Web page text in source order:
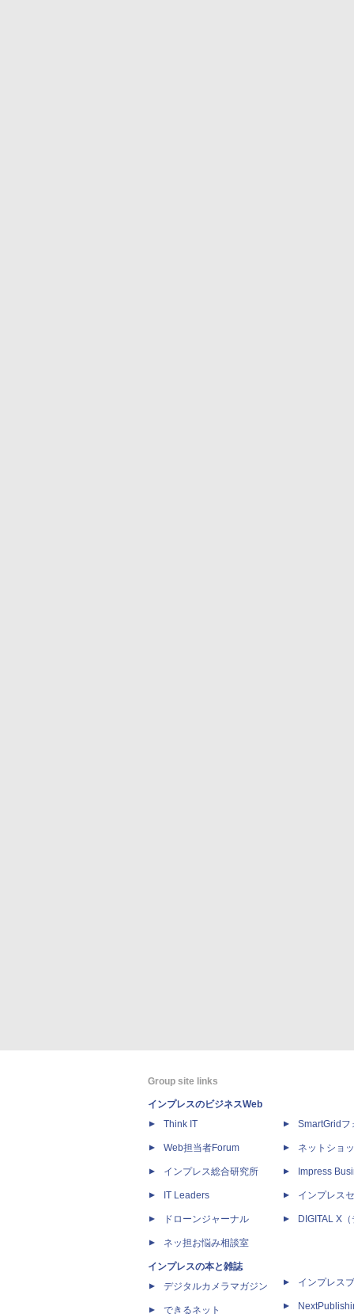
Group site links
インプレスのビジネスWeb
Think IT
Web担当者Forum
インプレス総合研究所
IT Leaders
ドローンジャーナル
ネッ担お悩み相談室
インプレスの本と雑誌
デジタルカメラマガジン
できるネット
SmartGridフ
ネットショ
Impress
インプレス
DIGITAL X
インプレス